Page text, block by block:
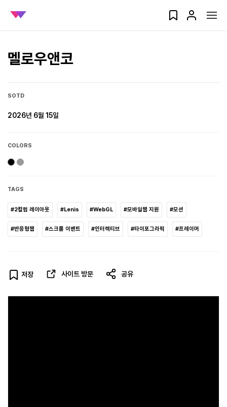
멜로우앤코
SOTD
2026년 6월 15일
COLORS
TAGS
#2컬럼 레이아웃 #Lenis #WebGL #모바일웹 지원 #모션
#반응형웹 #스크롤 이벤트 #인터렉티브 #타이포그라픽 #프레이머
저장 사이트 방문 공유